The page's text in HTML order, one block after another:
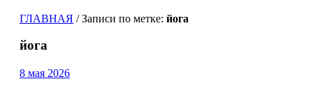
ГЛАВНАЯ /Записи по метке: йога
йога
8 мая 2026